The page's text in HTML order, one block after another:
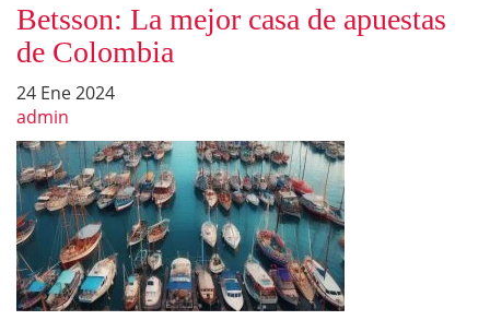
Betsson: La mejor casa de apuestas
de Colombia
24 Ene 2024
admin